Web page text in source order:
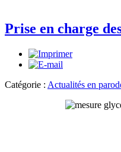
Prise en charge
Catégorie : Actualités en